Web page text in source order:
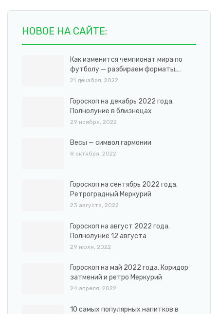
НОВОЕ НА САЙТЕ:
Как изменится чемпионат мира по
футболу — разбираем форматы,…
21 декабря, 2022
Гороскоп на декабрь 2022 года.
Полнолуние в близнецах
29 ноября, 2022
Весы — символ гармонии
8 октября, 2022
Гороскоп на сентябрь 2022 года.
Ретроградный Меркурий
23 августа, 2022
Гороскоп на август 2022 года.
Полнолуние 12 августа
29 июля, 2022
Гороскоп на май 2022 года. Коридор
затмений и ретро Меркурий
24 апреля, 2022
10 самых популярных напитков в